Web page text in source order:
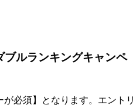
ブルランキングキャンペ
必須】となります。エントリ